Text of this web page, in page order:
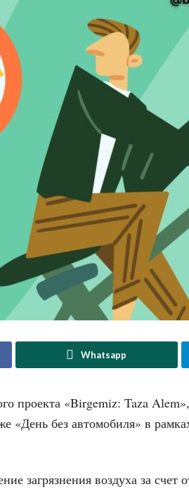
Whatsapp
проекта «Birgemiz: Taza
«День без автомобиля» в
загрязнения воздуха за счет